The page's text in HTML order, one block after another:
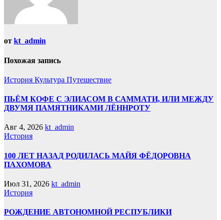
от kt_admin
Похожая запись
История Культура Путешествие
ПЬЁМ КОФЕ С ЭЛИАСОМ В САММАТИ, ИЛИ МЕЖДУ
ДВУМЯ ПАМЯТНИКАМИ ЛЁННРОТУ
Авг 4, 2026 kt_admin
История
100 ЛЕТ НАЗАД РОДИЛАСЬ МАЙЯ ФЁДОРОВНА
ПАХОМОВА
Июл 31, 2026 kt_admin
История
РОЖДЕНИЕ АВТОНОМНОЙ РЕСПУБЛИКИ